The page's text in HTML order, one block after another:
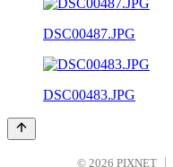
DSC00487.JPG
DSC00483.JPG
© 2026 PIXNET